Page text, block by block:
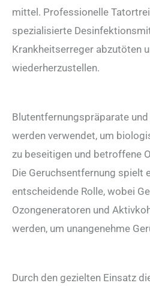
mittel. Professionelle
spezialisierte
Krankheitserreger abzutöten
wiederherzustellen.
Blutentfernungspräparate
werden verwendet, um
zu beseitigen und betroffene
Die Geruchsentfernung spielt
entscheidende Rolle, wobei
Ozongeneratoren und
werden, um unangenehme
Durch den gezielten Einsatz